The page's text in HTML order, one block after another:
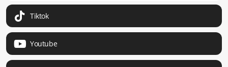
Tiktok
Youtube